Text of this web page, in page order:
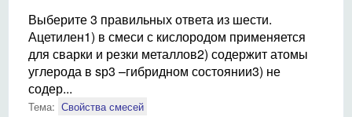
Выберите 3 правильных ответа из шести.
Ацетилен1) в смеси с кислородом применяется
для сварки и резки металлов2) содержит атомы
углерода в sр3 –гибридном состоянии3) не
содер...
Тема: Свойства смесей